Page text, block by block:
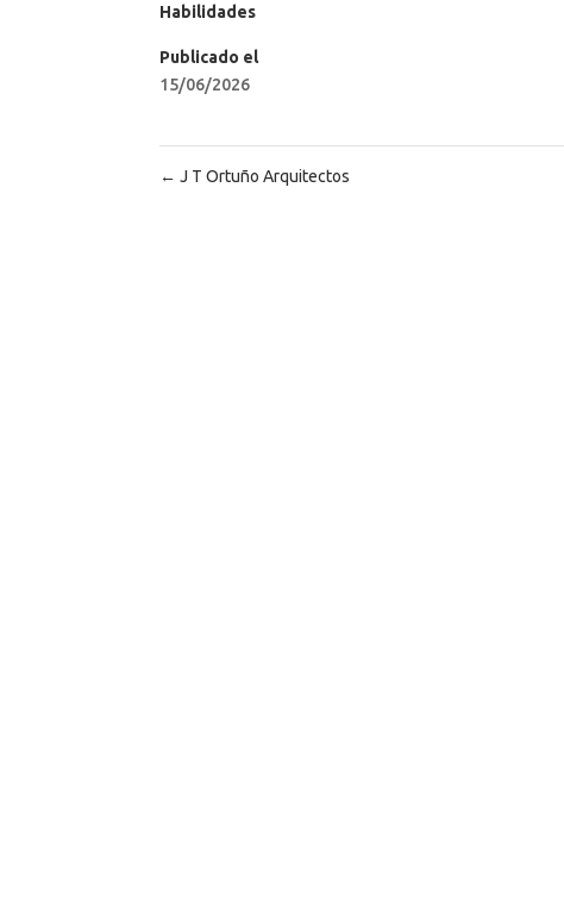
Habilidades
Publicado el
15/06/2026
← J T Ortuño Arquitectos